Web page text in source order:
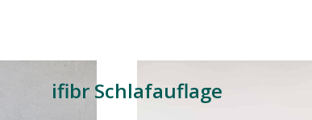
ifibr Schlafauflage